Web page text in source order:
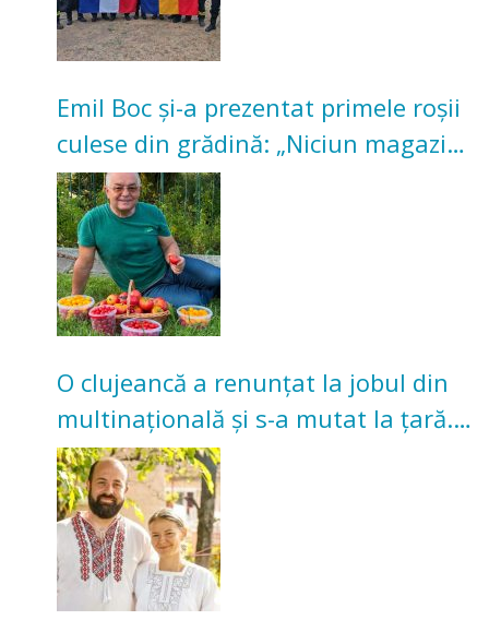
Emil Boc și-a prezentat primele roșii
culese din grădină: „Niciun magazin
nu poate oferi această satisfacție”
O clujeancă a renunțat la jobul din
multinațională și s-a mutat la țară.
Acum cultivă legume în grădina
bunicilor